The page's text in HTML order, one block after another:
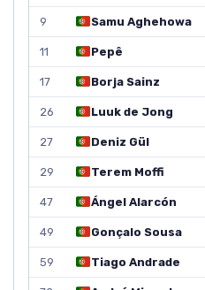
9 Samu Aghehowa
11 Pepê
17 Borja Sainz
26 Luuk de Jong
27 Deniz Gül
29 Terem Moffi
47 Ángel Alarcón
49 Gonçalo Sousa
59 Tiago Andrade